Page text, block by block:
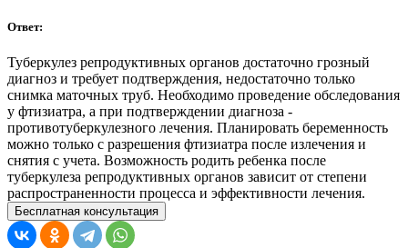
Ответ:
Туберкулез репродуктивных органов достаточно грозный
диагноз и требует подтверждения, недостаточно только
снимка маточных труб. Необходимо проведение обследования
у фтизиатра, а при подтверждении диагноза -
противотуберкулезного лечения. Планировать беременность
можно только с разрешения фтизиатра после излечения и
снятия с учета. Возможность родить ребенка после
туберкулеза репродуктивных органов зависит от степени
распространенности процесса и эффективности лечения.
Бесплатная консультация